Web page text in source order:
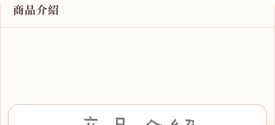
商品介紹